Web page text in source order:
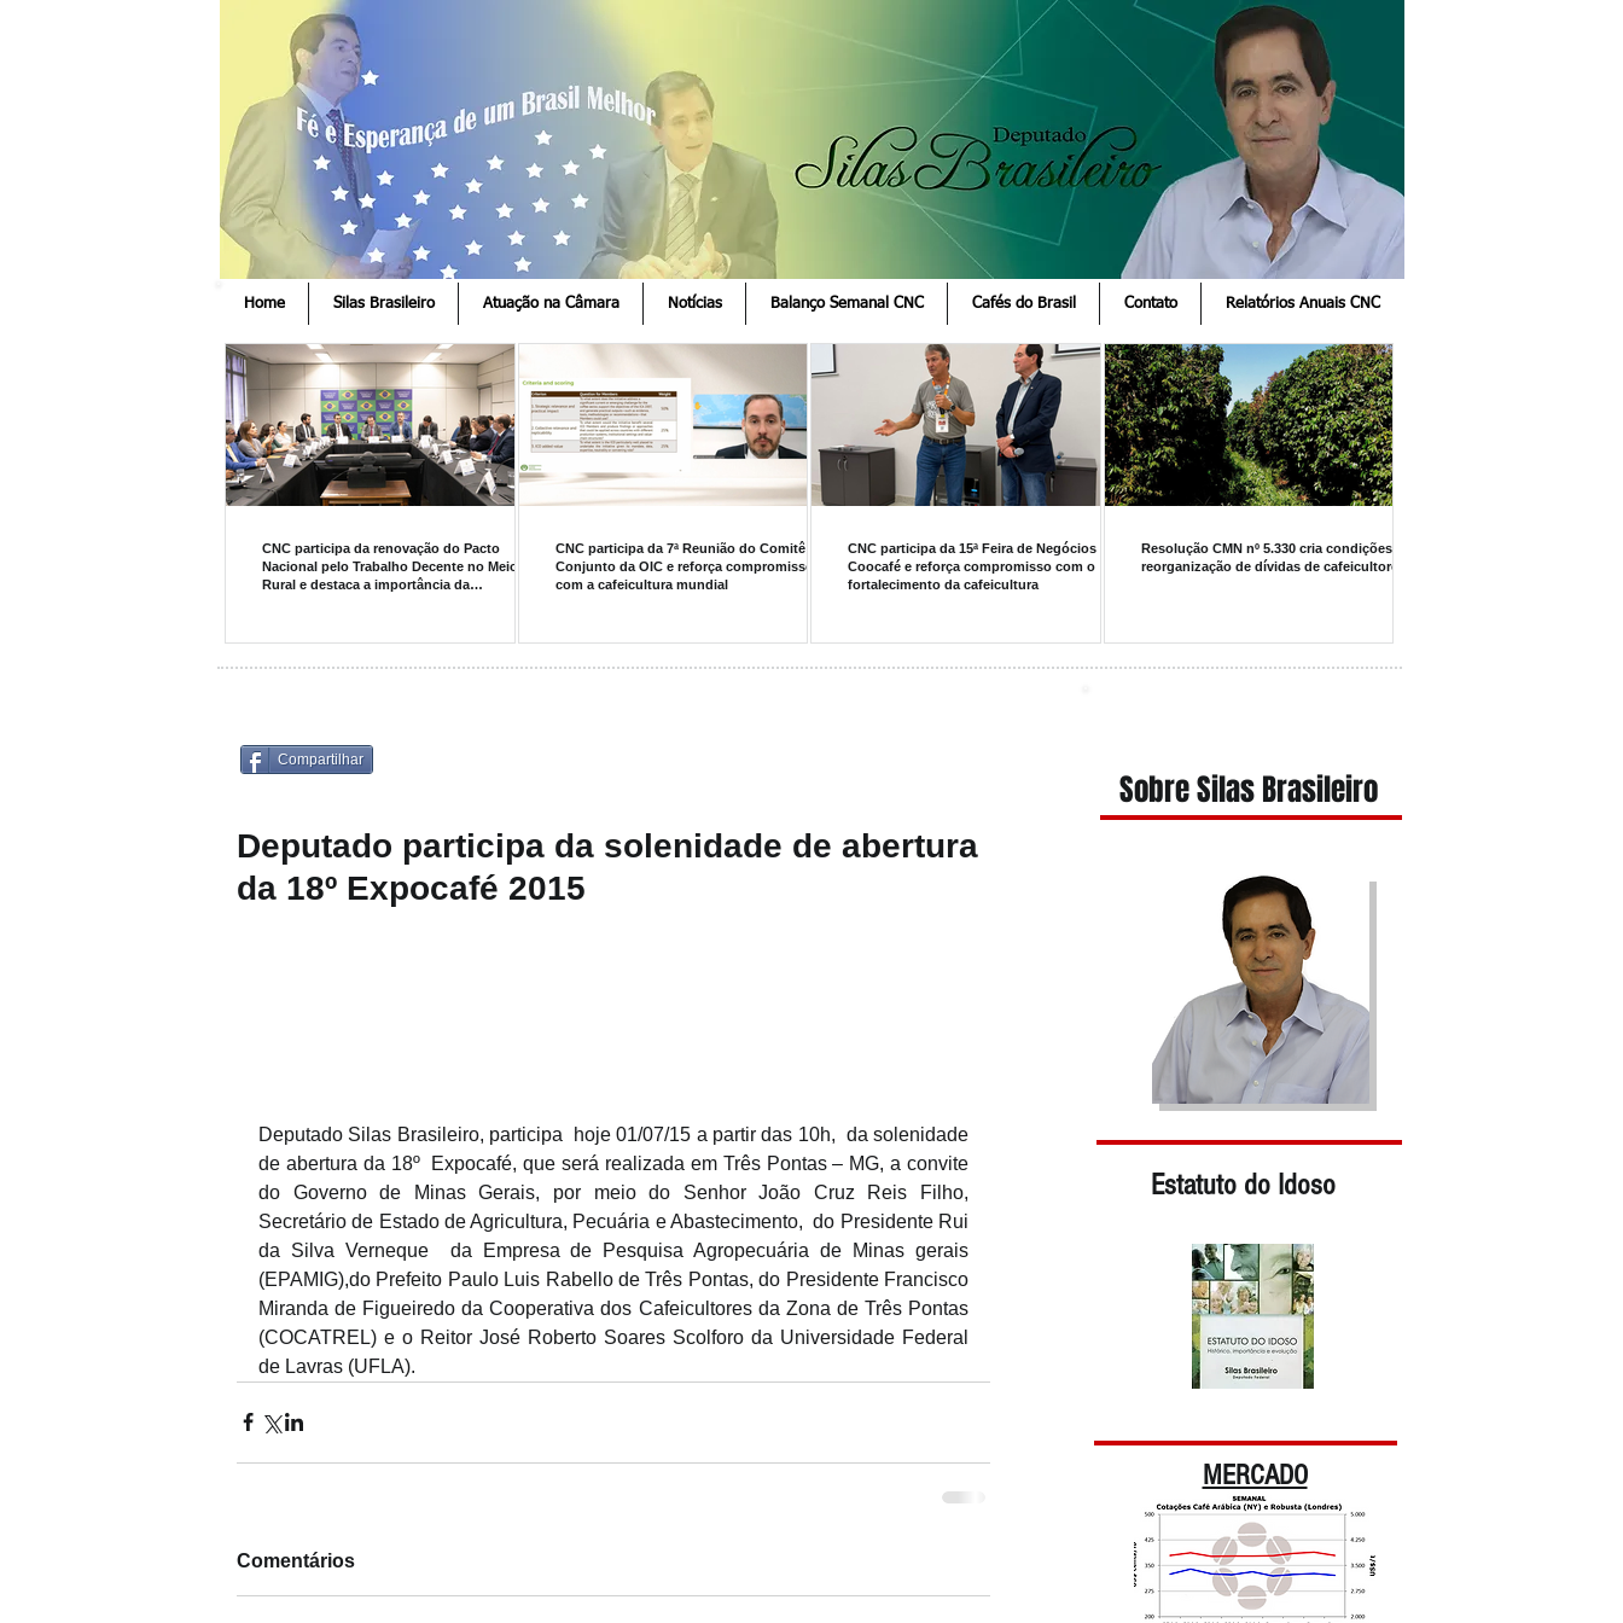
Home Silas Brasileiro Atuação na Câmara Notícias Balanço Semanal CNC Cafés do Brasil Contato Relatórios Anuais CNC
Compartilhar
Deputado participa da solenidade de abertura
da 18º Expocafé 2015
Deputado Silas Brasileiro, participa  hoje 01/07/15 a partir das 10h,  da solenidade
de abertura da 18º  Expocafé, que será realizada em Três Pontas – MG, a convite
do Governo de Minas Gerais, por meio do Senhor João Cruz Reis Filho,
Secretário de Estado de Agricultura, Pecuária e Abastecimento,  do Presidente Rui
da Silva Verneque  da Empresa de Pesquisa Agropecuária de Minas gerais
(EPAMIG),do Prefeito Paulo Luis Rabello de Três Pontas, do Presidente Francisco
Miranda de Figueiredo da Cooperativa dos Cafeicultores da Zona de Três Pontas
(COCATREL) e o Reitor José Roberto Soares Scolforo da Universidade Federal
de Lavras (UFLA).
Comentários
Sobre Silas Brasileiro
Estatuto do Idoso
MERCADO
CNC participa da renovação do Pacto
Nacional pelo Trabalho Decente no Meio
Rural e destaca a importância da
CNC participa da 7ª Reunião do Comitê
Conjunto da OIC e reforça compromisso
com a cafeicultura mundial
CNC participa da 15ª Feira de Negócios da
Coocafé e reforça compromisso com o
fortalecimento da cafeicultura
Resolução CMN nº 5.330 cria condições para
reorganização de dívidas de cafeicultores